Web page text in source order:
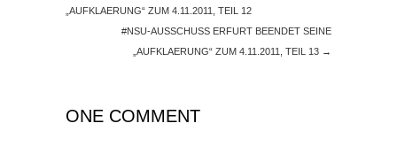
„AUFKLAERUNG“ ZUM 4.11.2011, TEIL 12
#NSU-AUSSCHUSS ERFURT BEENDET SEINE
„AUFKLAERUNG“ ZUM 4.11.2011, TEIL 13 →
ONE COMMENT